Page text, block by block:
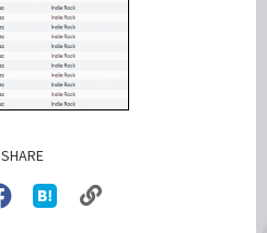
SHARE
Facebook